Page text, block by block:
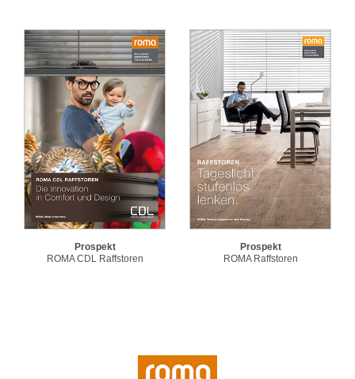
Prospekt
ROMA CDL Raffstoren
Prospekt
ROMA Raffstoren